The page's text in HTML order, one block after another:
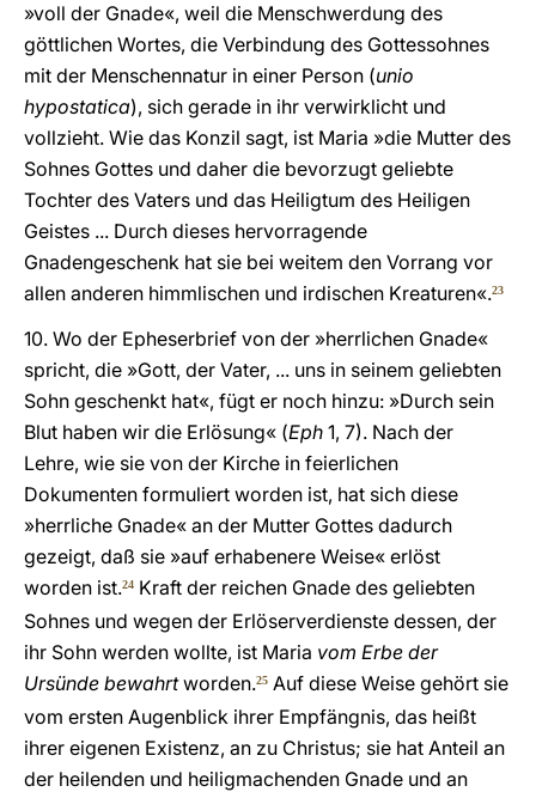
»voll der Gnade«, weil die Menschwerdung des
göttlichen Wortes, die Verbindung des Gottessohnes
mit der Menschennatur in einer Person (unio
hypostatica), sich gerade in ihr verwirklicht und
vollzieht. Wie das Konzil sagt, ist Maria »die Mutter des
Sohnes Gottes und daher die bevorzugt geliebte
Tochter des Vaters und das Heiligtum des Heiligen
Geistes ... Durch dieses hervorragende
Gnadengeschenk hat sie bei weitem den Vorrang vor
allen anderen himmlischen und irdischen Kreaturen«.23
10. Wo der Epheserbrief von der »herrlichen Gnade«
spricht, die »Gott, der Vater, ... uns in seinem geliebten
Sohn geschenkt hat«, fügt er noch hinzu: »Durch sein
Blut haben wir die Erlösung« (Eph 1, 7). Nach der
Lehre, wie sie von der Kirche in feierlichen
Dokumenten formuliert worden ist, hat sich diese
»herrliche Gnade« an der Mutter Gottes dadurch
gezeigt, daß sie »auf erhabenere Weise« erlöst
worden ist.24 Kraft der reichen Gnade des geliebten
Sohnes und wegen der Erlöserverdienste dessen, der
ihr Sohn werden wollte, ist Maria vom Erbe der
Ursünde bewahrtworden.25 Auf diese Weise gehört sie
vom ersten Augenblick ihrer Empfängnis, das heißt
ihrer eigenen Existenz, an zu Christus; sie hat Anteil an
der heilenden und heiligmachenden Gnade und an